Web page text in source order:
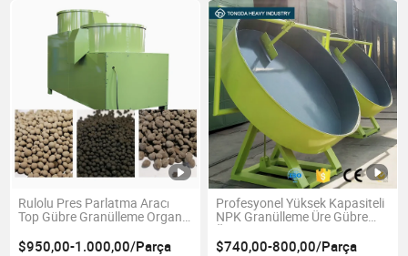
Rulolu Pres Parlatma Aracı
Top Gübre Granülleme Organik
$950,00-1.000,00/Parça
Profesyonel Yüksek Kapasiteli
NPK Granülleme Üre Gübre
Üretim Makinesi Granül
Yapma Yuvarlak
$740,00-800,00/Parça